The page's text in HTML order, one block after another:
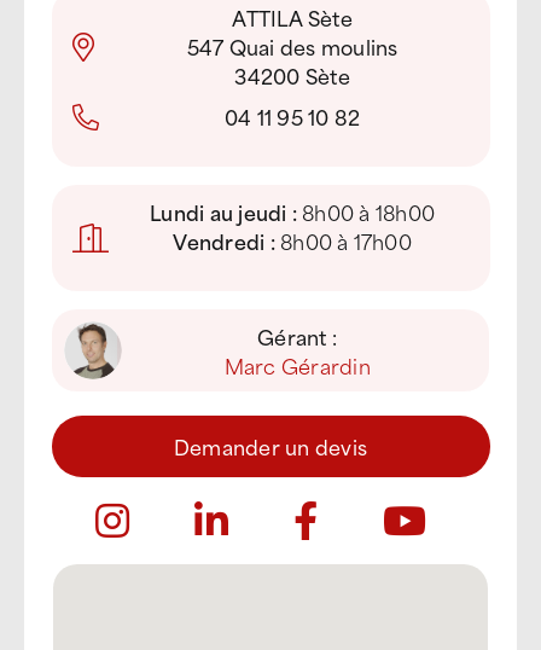
ATTILA Sète
547 Quai des moulins
34200 Sète
04 11 95 10 82
Lundi au jeudi :8h00 à 18h00
Vendredi :8h00 à 17h00
Gérant :
Marc Gérardin
Demander un devis